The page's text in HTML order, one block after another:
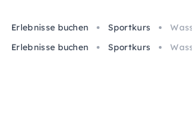
Erlebnisse buchen Sportkurs
Erlebnisse buchen
Sportkurs